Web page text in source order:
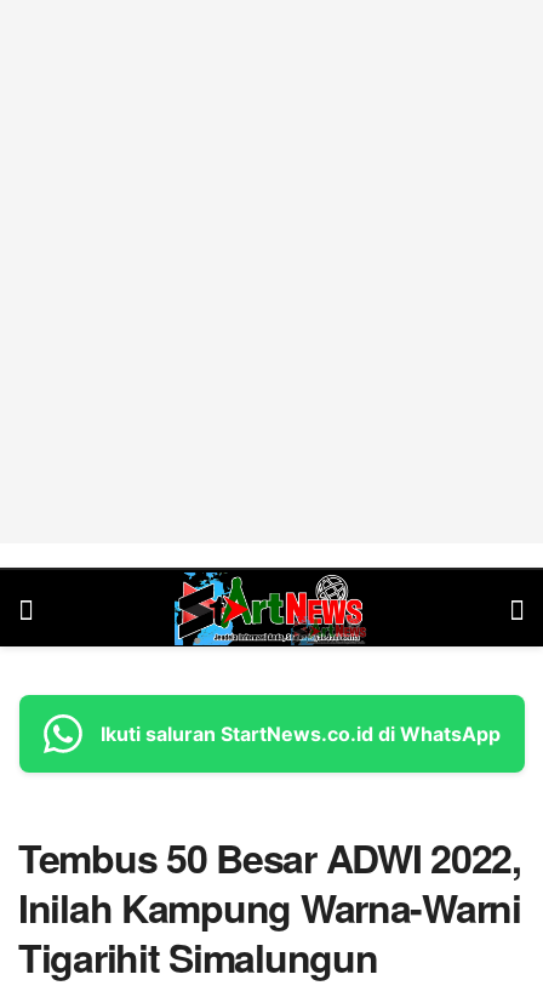
Ikuti saluran StartNews.co.id di WhatsApp
Tembus 50 Besar ADWI 2022,
Inilah Kampung Warna-Warni
Tigarihit Simalungun